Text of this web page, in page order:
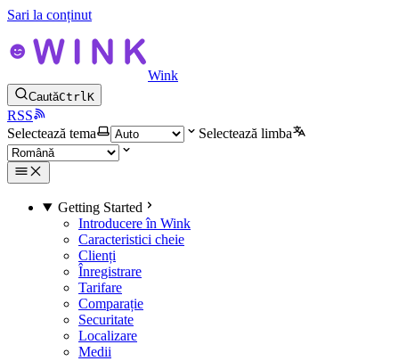
Sari la conținut
Wink
CautăCtrlK
RSS
Selectează tema
Selectează limba
Getting Started
Introducere în Wink
Caracteristici cheie
Clienți
Înregistrare
Tarifare
Comparație
Securitate
Localizare
Medii